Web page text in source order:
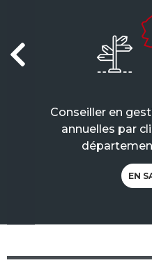
Conseiller en
annuelles par
EN